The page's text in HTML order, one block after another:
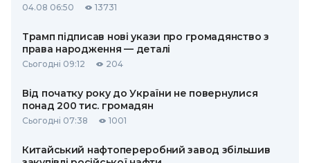
04.08 06:50 13731
Трамп підписав нові укази про громадянство з
права народження — деталі
Сьогодні 09:12 204
Від початку року до України не повернулися
понад 200 тис. громадян
Сьогодні 07:38 1001
Китайський нафтопереробний завод збільшив